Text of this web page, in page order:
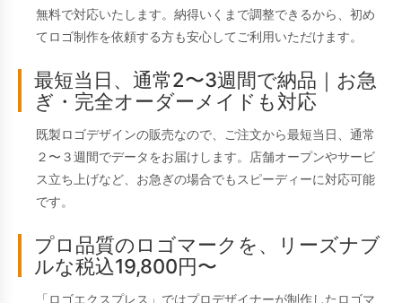
無料で対応いたします。納得いくまで調整できるから、初め
てロゴ制作を依頼する方も安心してご利用いただけます。
最短当日、通常2〜3週間で納品｜お急
ぎ・完全オーダーメイドも対応
既製ロゴデザインの販売なので、ご注文から最短当日、通常
２〜３週間でデータをお届けします。店舗オープンやサービ
ス立ち上げなど、お急ぎの場合でもスピーディーに対応可能
です。
プロ品質のロゴマークを、リーズナブ
ルな税込19,800円〜
「ロゴエクスプレス」ではプロデザイナーが制作したロゴマ